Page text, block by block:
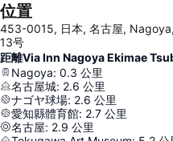
位置
453-0015, 日本, 名古屋,
13号
距離Via Inn Nagoya Ekimae
Nagoya: 0.3 公里
名古屋城: 2.6 公里
ナゴヤ球場: 2.6 公里
愛知縣體育館: 2.7 公里
名古屋: 2.9 公里